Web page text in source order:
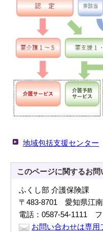
地域包括支援センター
このページに関するお問
ふくし部 介護保険課
〒483-8701 愛知県江
電話：0587-54-1111 フ
お問い合わせは専用